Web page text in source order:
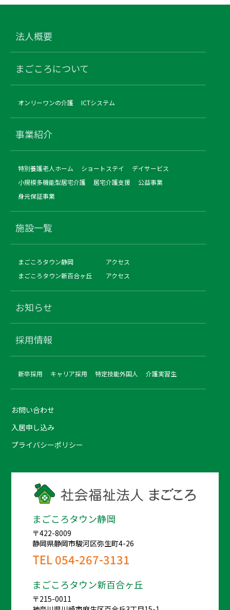
法人概要
まごころについて
オンリーワンの介護 ICTシステム
事業紹介
特別養護老人ホーム ショートステイ
デイサービス
小規模多機能型居宅介護
居宅介護支援
公益事業
身元保証事業
施設一覧
まごころタウン静岡
アクセス
まごころタウン新百合ヶ丘
アクセス
お知らせ
採用情報
新卒採用 キャリア採用 特定技能外国人 介護実習生
お問い合わせ
入居申し込み
プライバシーポリシー
まごころタウン静岡
〒422-8009
静岡県静岡市駿河区弥生町4-26
TEL054-267-3131
まごころタウン新百合ヶ丘
〒215-0011